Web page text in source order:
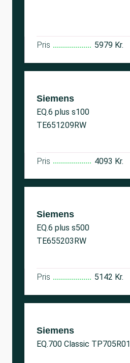
Pris 5979 Kr.
Siemens
EQ.6 plus s100
TE651209RW
Pris 4093 Kr.
Siemens
EQ.6 plus s500
TE655203RW
Pris 5142 Kr.
Siemens
EQ.700 Classic TP705R01